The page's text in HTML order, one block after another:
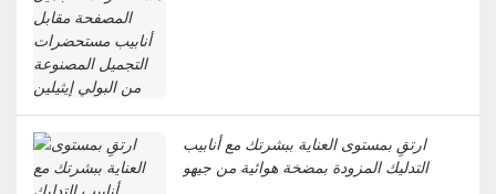
ارتقِ بمستوى العناية ببشرتك مع أنابيب
التدليك المزودة بمضخة هوائية من جيهو